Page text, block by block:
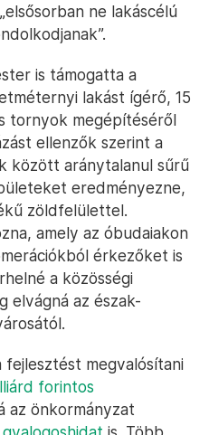
ne lakáscélú
is támogatta a
lakást ígérő, 15
tornyok megépítéséről
ellenzők szerint a
között aránytalanul sűrű
eredményezne,
zöldfelülettel.
amely az óbudaiakon
érkezőket is
a közösségi
elvágná az észak-
megvalósítani
forintos
az önkormányzat